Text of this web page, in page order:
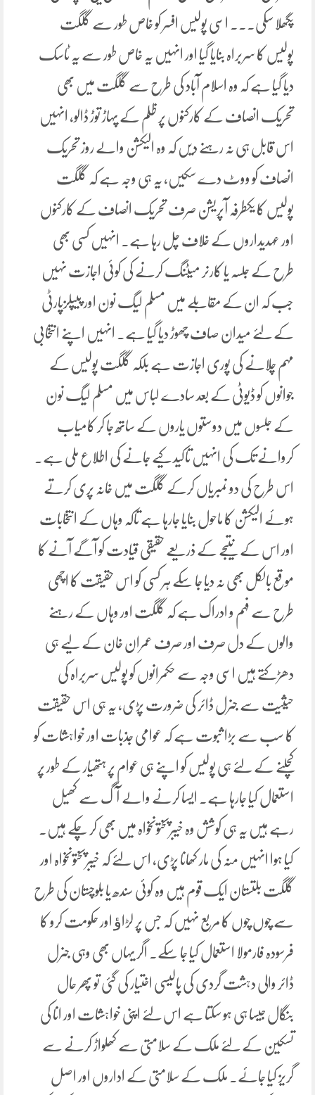
پگھلا سکی۔۔۔ اسی پولیس افسر کو خاص طور سے گلگت
پولیس کا سربراہ بنایا گیا اور انہیں یہ خاص طور سے یہ ٹاسک
دیا گیا ہے کہ وہ اسلام آباد کی طرح سے گلگت میں بھی
تحریک انصاف کے کارکنوں پر ظلم کے پہاڑ توڑ ڈالو، انہیں
اس قابل ہی نہ رہنے دیں کہ وہ الیکشن والے روز تحریک
انصاف کو ووٹ دے سکیں، یہ ہی وجہ ہے کہ گلگت
پولیس کا یکطرفہ آپریشن صرف تحریک انصاف کے کارکنوں
اور عہدیداروں کے خلاف چل رہا ہے۔ انہیں کسی بھی
طرح کے جلسہ یا کارنر میٹنگ کرنے کی کوئی اجازت نہیں
جب کہ ان کے مقابلے میں مسلم لیگ نون اور پیپلزپارٹی
کے لئے میدان صاف چھوڑ دیا گیا ہے۔ انہیں اپنے انتخابی
مہم چلانے کی پوری اجازت ہے بلکہ گلگت پولیس کے
جوانوں کو ڈیوٹی کے بعد سادے لباس میں مسلم لیگ نون
کے جلسوں میں دوستوں یاروں کے ساتھ جا کر کامیاب
کروانے تک کی انہیں تاکید کیے جانے کی اطلاع ملی ہے۔
اس طرح کی دو نمبریاں کرکے گلگت میں خانہ پری کرتے
ہوئے الیکشن کا ماحول بنایا جارہا ہے تاکہ وہاں کے انتخابات
اور اس کے نتیجے کے ذریعے حقیقی قیادت کو آگے آنے کا
موقع بالکل بھی نہ دیا جا سکے ہر کسی کو اس حقیقت کا اچھی
طرح سے فہم و ادراک ہے کہ گلگت اور وہاں کے رہنے
والوں کے دل صرف اور صرف عمران خان کے لیے ہی
دھڑکتے ہیں اسی وجہ سے حکمرانوں کو پولیس سربراہ کی
حیثیت سے جنرل ڈائر کی ضرورت پڑی، یہ ہی اس حقیقت
کا سب سے بڑا ثبوت ہے کہ عوامی جذبات اور خواہشات کو
کچلنے کے لئے ہی پولیس کو اپنے ہی عوام پر ہتھیار کے طور پر
استعمال کیا جارہا ہے۔ ایسا کرنے والے آگ سے کھیل
رہے ہیں یہ ہی کوشش وہ خیبرپختونخواہ میں بھی کر چکے ہیں۔
کیا ہوا انہیں منہ کی مار کھانا پڑی، اس لئے کہ خیبرپختونخواہ اور
گلگت بلتستان ایک قوم ہیں وہ کوئی سندھ یا بلوچستان کی طرح
سے چوں چوں کا مربع نہیں کہ جس پر لڑاﺅ اور حکومت کرو کا
فرسودہ فارمولا استعمال کیا جا سکے۔ اگر یہاں بھی وہی جنرل
ڈائر والی دہشت گردی کی پالیسی اختیار کی گئی تو پھر حال
بنگال جیسا ہی ہو سکتا ہے اس لئے اپنی خواہشات اور انا کی
تسکین کے لئے ملک کے سلامتی سے کھلواڑ کرنے سے
گریز کیا جائے۔ ملک کے سلامتی کے اداروں اور اصل